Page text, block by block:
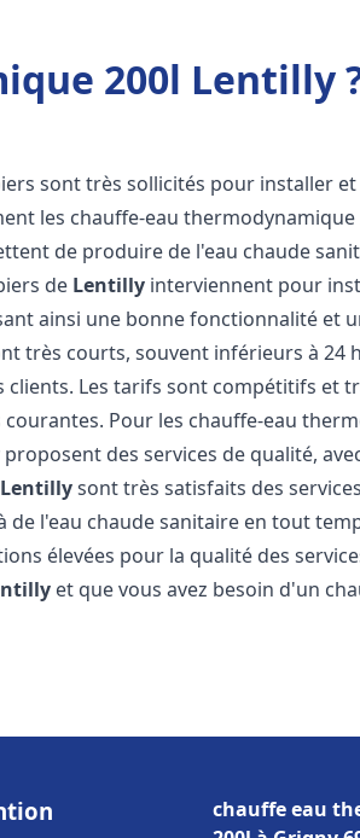
200l Lentilly
sont très sollicités pour installer
les chauffe-eau thermodynamique
de produire de l'eau chaude
de Lentilly interviennent pour
ainsi une bonne fonctionnalité et
très courts, souvent inférieurs à 24
Les tarifs sont compétitifs et
Pour les chauffe-eau
proposent des services de qualité,
Lentillysont très satisfaits des
l'eau chaude sanitaire en tout
élevées pour la qualité des
et que vous avez besoin d'un
chauffe eau